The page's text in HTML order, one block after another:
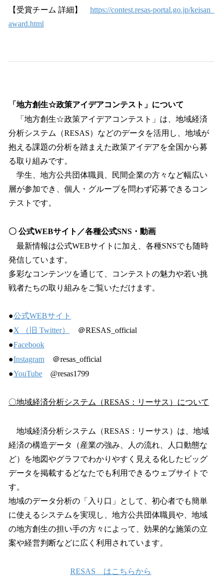
【受賞チーム 詳細】 https://contest.resas-portal.go.jp/keisan_
award.html
「地方創生☆政策アイデアコンテスト」について
「地方創生☆政策アイデアコンテスト」は、地域経済
分析システム（RESAS）などのデータを活用し、地域が
抱える課題の分析を踏まえた政策アイデアを全国から募
る取り組みです。
学生、地方公共団体職員、民間企業の方々など幅広い
層が参加でき、個人・グループを問わず応募できるコン
テストです。
〇 公式WEBサイト／各種公式SNS・動画
最新情報は公式WEBサイトに加え、各種SNSでも随時
発信しています。
多彩なコンテンツを通じて、コンテストの魅力や若い挑
戦者たちの取り組みをご覧いただけます。
●公式WEBサイト
●X （旧 Twitter）
＠RESAS_official
●Facebook
●Instagram ＠resas_official
●YouTube @resas1799
〇地域経済分析システム（RESAS：リーサス）について
地域経済分析システム（RESAS：リーサス）は、地域
経済の構造データ（産業の強み、人の流れ、人口動態な
ど）を地図やグラフでわかりやすく見える化したビッグ
データを掲載するどなたでも利用できるウェブサイトで
す。
地域のデータ分析の「入り口」として、初心者でも簡単
に使えるシステムを実現し、地方公共団体職員や、地域
の地方創生の担い手の方々によって、効果的な施策の立
案や経営判断などに広く利用されています。
RESAS はこちらから